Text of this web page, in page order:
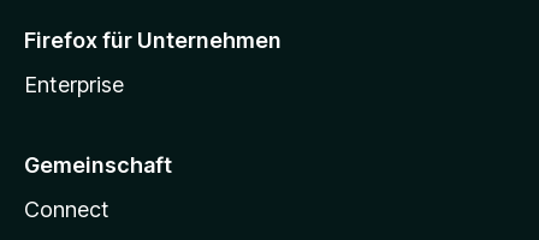
Firefox für Unternehmen
Enterprise
Gemeinschaft
Connect